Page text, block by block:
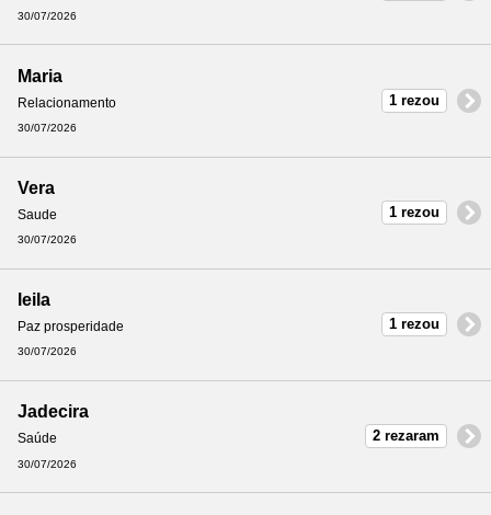
30/07/2026
Maria
Relacionamento
30/07/2026
1 rezou
Vera
Saude
30/07/2026
1 rezou
leila
Paz prosperidade
30/07/2026
1 rezou
Jadecira
Saúde
30/07/2026
2 rezaram